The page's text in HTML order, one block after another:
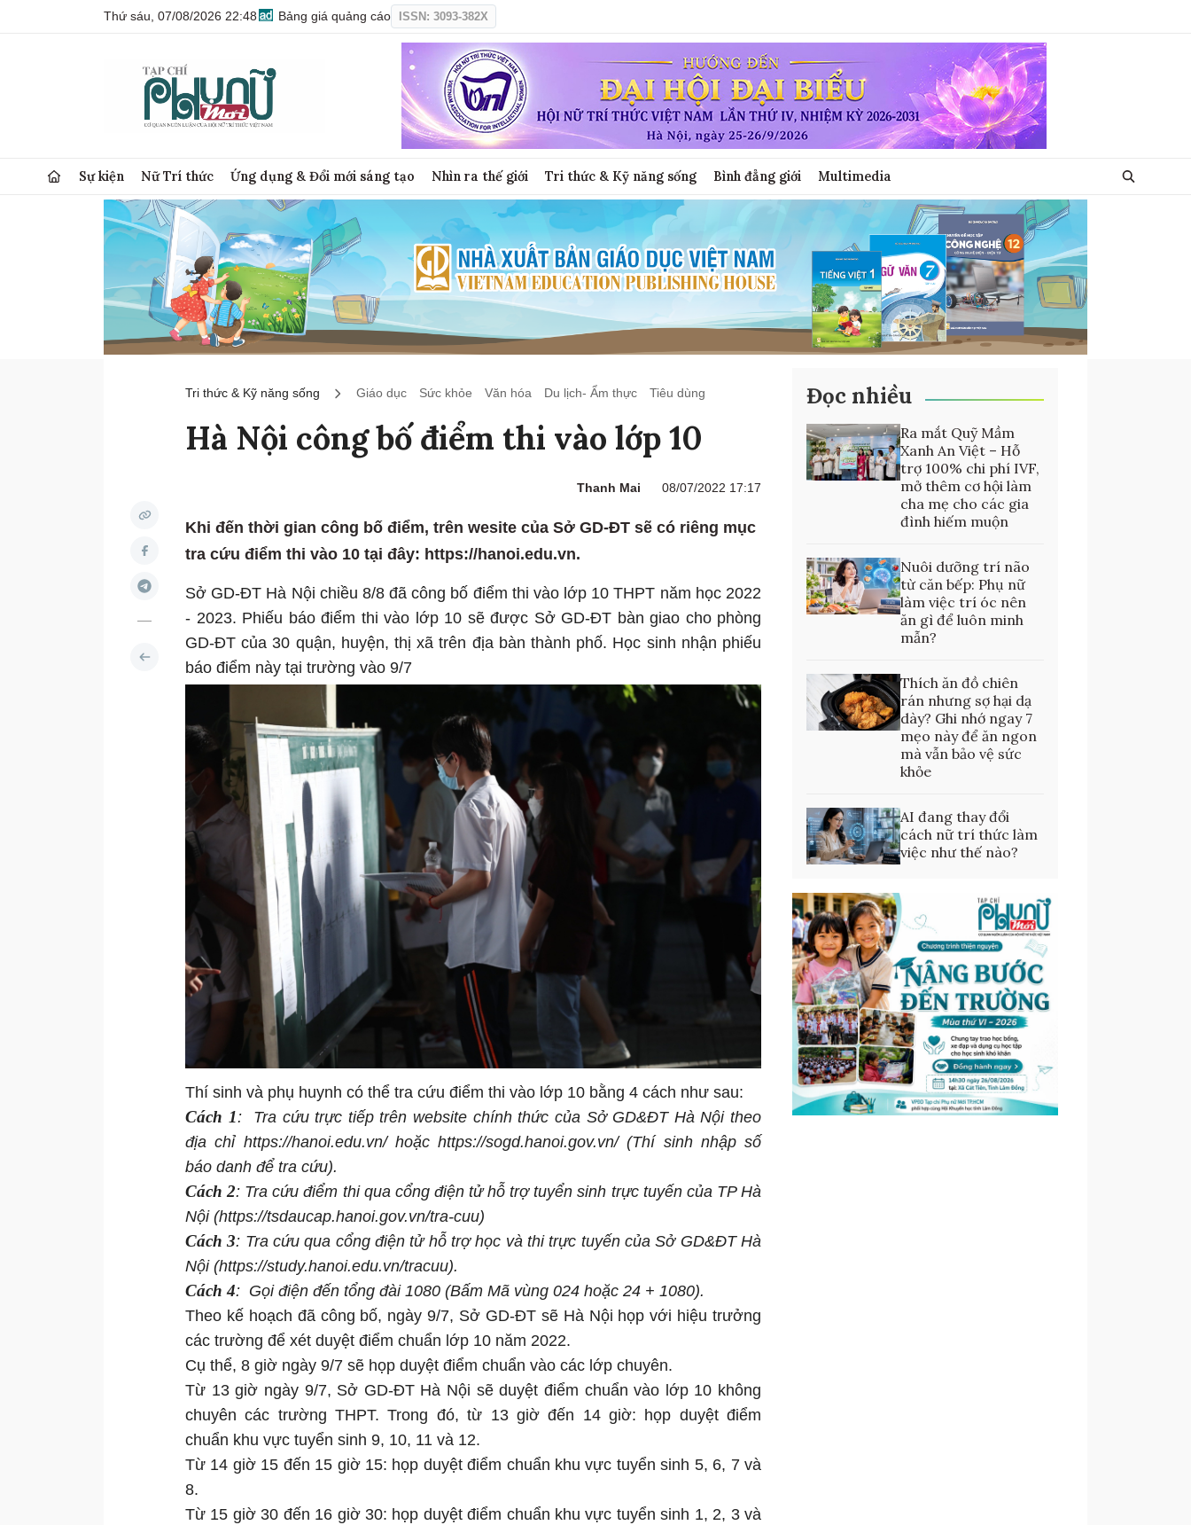
Thứ sáu, 07/08/2026 22:48 Bảng giá quảng cáo ISSN: 3093-382X
Sự kiện Nữ Trí thức Ứng dụng & Đổi mới sáng tạo Nhìn ra thế giới Tri thức & Kỹ năng sống Bình đẳng giới Multimedia
Tri thức & Kỹ năng sống Giáo dục Sức khỏe Văn hóa Du lịch- Ẩm thực Tiêu dùng
Hà Nội công bố điểm thi vào lớp 10
Thanh Mai 08/07/2022 17:17
Khi đến thời gian công bố điểm, trên wesite của Sở GD-ĐT sẽ có riêng mục
tra cứu điểm thi vào 10 tại đây: https://hanoi.edu.vn.
Sở GD-ĐT Hà Nội chiều 8/8 đã công bố điểm thi vào lớp 10 THPT năm học 2022
- 2023. Phiếu báo điểm thi vào lớp 10 sẽ được Sở GD-ĐT bàn giao cho phòng
GD-ĐT của 30 quận, huyện, thị xã trên địa bàn thành phố. Học sinh nhận phiếu
báo điểm này tại trường vào 9/7
Thí sinh và phụ huynh có thể tra cứu điểm thi vào lớp 10 bằng 4 cách như sau:
Cách 1: Tra cứu trực tiếp trên website chính thức của Sở GD&ĐT Hà Nội theo
địa chỉ https://hanoi.edu.vn/ hoặc https://sogd.hanoi.gov.vn/ (Thí sinh nhập số
báo danh để tra cứu).
Cách 2: Tra cứu điểm thi qua cổng điện tử hỗ trợ tuyển sinh trực tuyến của TP Hà
Nội (https://tsdaucap.hanoi.gov.vn/tra-cuu)
Cách 3: Tra cứu qua cổng điện tử hỗ trợ học và thi trực tuyến của Sở GD&ĐT Hà
Nội (https://study.hanoi.edu.vn/tracuu).
Cách 4: Gọi điện đến tổng đài 1080 (Bấm Mã vùng 024 hoặc 24 + 1080).
Theo kế hoạch đã công bố, ngày 9/7, Sở GD-ĐT sẽ Hà Nội họp với hiệu trưởng
các trường để xét duyệt điểm chuẩn lớp 10 năm 2022.
Cụ thể, 8 giờ ngày 9/7 sẽ họp duyệt điểm chuẩn vào các lớp chuyên.
Từ 13 giờ ngày 9/7, Sở GD-ĐT Hà Nội sẽ duyệt điểm chuẩn vào lớp 10 không
chuyên các trường THPT. Trong đó, từ 13 giờ đến 14 giờ: họp duyệt điểm
chuẩn khu vực tuyển sinh 9, 10, 11 và 12.
Từ 14 giờ 15 đến 15 giờ 15: họp duyệt điểm chuẩn khu vực tuyển sinh 5, 6, 7 và
8.
Từ 15 giờ 30 đến 16 giờ 30: họp duyệt điểm chuẩn khu vực tuyển sinh 1, 2, 3 và
Đọc nhiều
Ra mắt Quỹ Mầm
Xanh An Việt – Hỗ
trợ 100% chi phí IVF,
mở thêm cơ hội làm
cha mẹ cho các gia
đình hiếm muộn
Nuôi dưỡng trí não
từ căn bếp: Phụ nữ
làm việc trí óc nên
ăn gì để luôn minh
mẫn?
Thích ăn đồ chiên
rán nhưng sợ hại dạ
dày? Ghi nhớ ngay 7
mẹo này để ăn ngon
mà vẫn bảo vệ sức
khỏe
AI đang thay đổi
cách nữ trí thức làm
việc như thế nào?